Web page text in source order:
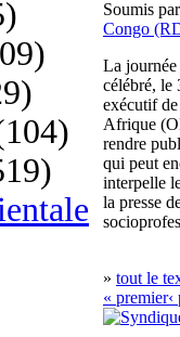
Soumis
Congo
La journée
célébré, le
exécutif
Afrique
rendre
qui peut
interpelle
la presse
» tout le
« premier‹